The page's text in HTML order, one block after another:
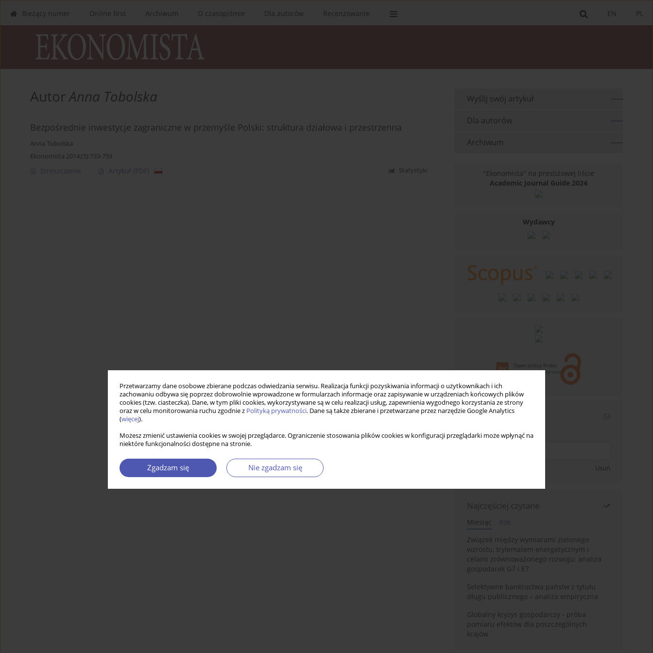
Przetwarzamy dane osobowe zbierane podczas odwiedzania serwisu. Realizacja funkcji pozyskiwania informacji o użytkownikach i ich
zachowaniu odbywa się poprzez dobrowolnie wprowadzone w formularzach informacje oraz zapisywanie w urządzeniach końcowych plików
cookies (tzw. ciasteczka). Dane, w tym pliki cookies, wykorzystywane są w celu realizacji usług, zapewnienia wygodnego korzystania ze strony
oraz w celu monitorowania ruchu zgodnie z Polityką prywatności. Dane są także zbierane i przetwarzane przez narzędzie Google Analytics
(więcej).
Możesz zmienić ustawienia cookies w swojej przeglądarce. Ograniczenie stosowania plików cookies w konfiguracji przeglądarki może wpłynąć na
niektóre funkcjonalności dostępne na stronie.
Zgadzam się Nie zgadzam się
PL
EN
Bieżący numer Online first Archiwum O czasopiśmie Dla autorów Recenzowanie
AutorAnna Tobolska
Bezpośrednie inwestycje zagraniczne w przemyśle Polski: struktura działowa i przestrzenna
Anna Tobolska
Ekonomista 2014;(5):733-759
Streszczenie Artykuł (PDF) Statystyki
Wyślij swój artykuł
Dla autorów
Archiwum
"Ekonomista" na prestiżowej liście
Academic Journal Guide 2024
Wydawcy
Newsletter
Wpisz swój adres email
Usuń
Najczęściej czytane
Miesiąc
Związek między wymiarami zielonego
wzrostu, trylematem energetycznym i
celami zrównoważonego rozwoju: analiza
gospodarek G7 i E7
Selektywne bankructwa państw z tytułu
długu publicznego – analiza empiryczna
Globalny kryzys gospodarczy - próba
pomiaru efektów dla poszczególnych
krajów